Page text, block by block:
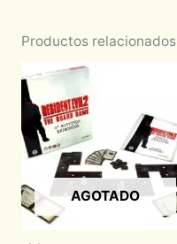
Productos relacionados
AGOTADO